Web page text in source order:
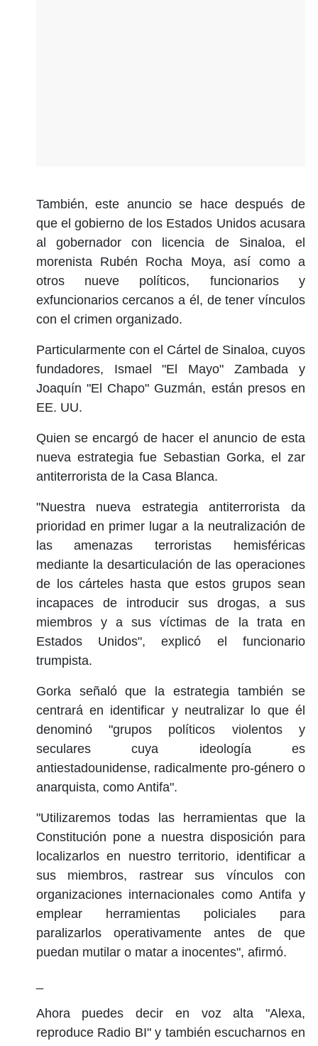
También, este anuncio se hace después de
que el gobierno de los Estados Unidos acusara
al gobernador con licencia de Sinaloa, el
morenista Rubén Rocha Moya, así como a
otros nueve políticos, funcionarios y
exfuncionarios cercanos a él, de tener vínculos
con el crimen organizado.
Particularmente con el Cártel de Sinaloa, cuyos
fundadores, Ismael "El Mayo" Zambada y
Joaquín "El Chapo" Guzmán, están presos en
EE. UU.
Quien se encargó de hacer el anuncio de esta
nueva estrategia fue Sebastian Gorka, el zar
antiterrorista de la Casa Blanca.
"Nuestra nueva estrategia antiterrorista da
prioridad en primer lugar a la neutralización de
las amenazas terroristas hemisféricas
mediante la desarticulación de las operaciones
de los cárteles hasta que estos grupos sean
incapaces de introducir sus drogas, a sus
miembros y a sus víctimas de la trata en
Estados Unidos", explicó el funcionario
trumpista.
Gorka señaló que la estrategia también se
centrará en identificar y neutralizar lo que él
denominó "grupos políticos violentos y
seculares cuya ideología es
antiestadounidense, radicalmente pro-género o
anarquista, como Antifa".
"Utilizaremos todas las herramientas que la
Constitución pone a nuestra disposición para
localizarlos en nuestro territorio, identificar a
sus miembros, rastrear sus vínculos con
organizaciones internacionales como Antifa y
emplear herramientas policiales para
paralizarlos operativamente antes de que
puedan mutilar ⁠o matar a inocentes", afirmó.
Ahora puedes decir en voz alta "Alexa,
reproduce Radio BI" y también escucharnos en